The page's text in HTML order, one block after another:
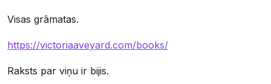
Visas grāmatas.
https://victoriaaveyard.com/books/
Raksts par viņu ir bijis.